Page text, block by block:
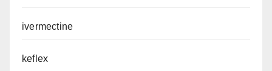
ivermectine
keflex